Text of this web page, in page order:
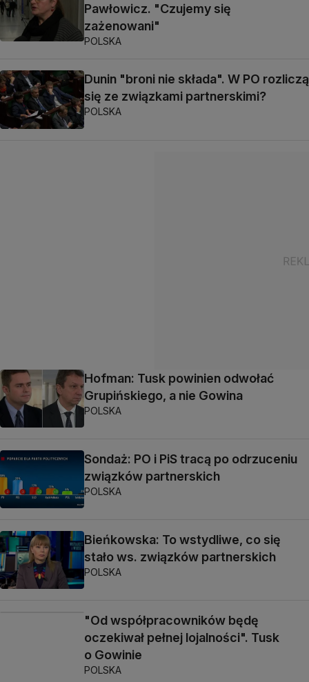
Pawłowicz. "Czujemy się
zażenowani"
POLSKA
Dunin "broni nie składa". W PO rozliczą
się ze związkami partnerskimi?
POLSKA
Hofman: Tusk powinien odwołać
Grupińskiego, a nie Gowina
POLSKA
Sondaż: PO i PiS tracą po odrzuceniu
związków partnerskich
POLSKA
Bieńkowska: To wstydliwe, co się
stało ws. związków partnerskich
POLSKA
"Od współpracowników będę
oczekiwał pełnej lojalności". Tusk
o Gowinie
POLSKA